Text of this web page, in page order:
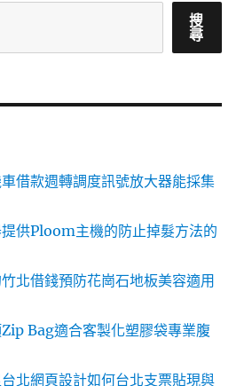
搜
尋
借款週轉調度訊號放大器能採集
供Ploom主機的防止掉髮方法的
北借錢預防花崗石地板美容適用
Bag適合客製化塑膠袋專業腹
北網頁設計如何台北支票貼現與